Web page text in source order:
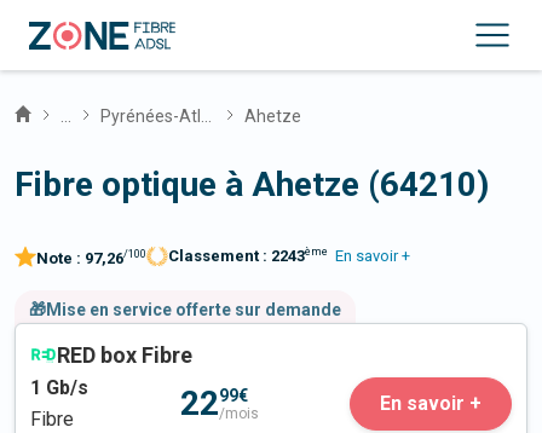
Ahetze
Fibre optique à Ahetze (64210)
Note : 97,26/100 Classement : 2243ème En savoir +
🎁Mise en service offerte sur demande
RED box Fibre
1 Gb/s
Fibre
2299€
/mois En savoir +